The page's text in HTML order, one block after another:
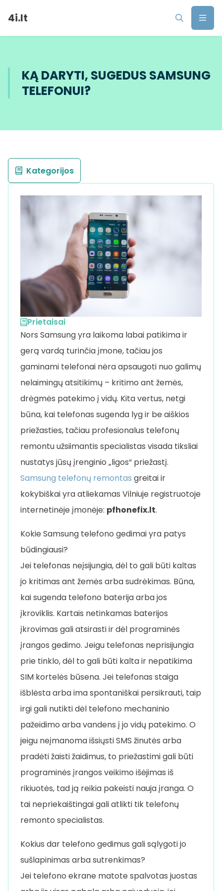
4i.lt
KĄ DARYTI, SUGEDUS SAMSUNG
TELEFONUI?
Prietaisai
Nors Samsung yra laikoma labai patikima ir
gerą vardą turinčia įmone, tačiau jos
gaminami telefonai nėra apsaugoti nuo galimų
nelaimingų atsitikimų – kritimo ant žemės,
drėgmės patekimo į vidų. Kita vertus, netgi
būna, kai telefonas sugenda lyg ir be aiškios
priežasties, tačiau profesionalus telefonų
remontu užsiimantis specialistas visada tiksliai
nustatys jūsų įrenginio „ligos“ priežastį.
Samsung telefonų remontas greitai ir
kokybiškai yra atliekamas Vilniuje registruotoje
internetinėje įmonėje: pfhonefix.lt.
Kokie Samsung telefono gedimai yra patys
būdingiausi?
Jei telefonas neįsijungia, dėl to gali būti kaltas
jo kritimas ant žemės arba sudrėkimas. Būna,
kai sugenda telefono baterija arba jos
įkroviklis. Kartais netinkamas baterijos
įkrovimas gali atsirasti ir dėl programinės
įrangos gedimo. Jeigu telefonas neprisijungia
prie tinklo, dėl to gali būti kalta ir nepatikima
SIM kortelės būsena. Jei telefonas staiga
išblėsta arba ima spontaniškai persikrauti, taip
irgi gali nutikti dėl telefono mechaninio
pažeidimo arba vandens į jo vidų patekimo. O
jeigu neįmanoma išsiųsti SMS žinutės arba
pradėti žaisti žaidimus, to priežastimi gali būti
programinės įrangos veikimo išėjimas iš
rikiuotės, tad ją reikia pakeisti nauja įranga. O
tai nepriekaištingai gali atlikti tik telefonų
remonto specialistas.
Kokius dar telefono gedimus gali sąlygoti jo
sušlapinimas arba sutrenkimas?
Jei telefono ekrane matote spalvotas juostas
Kategorijos